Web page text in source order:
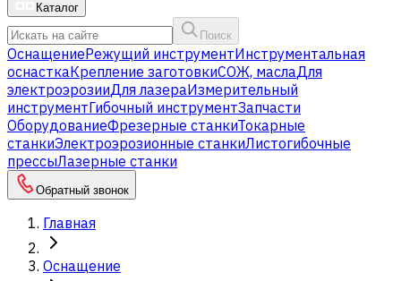
Каталог
Поиск
ОснащениеРежущий инструментИнструментальная
оснасткаКрепление заготовкиСОЖ, маслаДля
электроэрозииДля лазераИзмерительный
инструментГибочный инструментЗапчасти
ОборудованиеФрезерные станкиТокарные
станкиЭлектроэрозионные станкиЛистогибочные
прессыЛазерные станки
Обратный звонок
Главная
Оснащение